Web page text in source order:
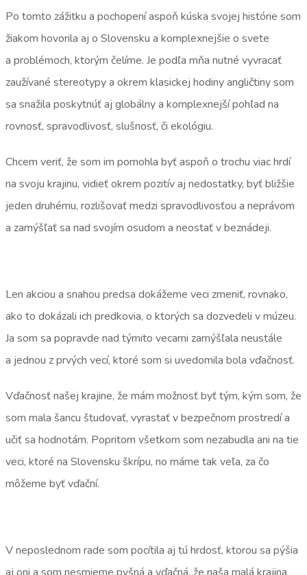
Po tomto zážitku a pochopení aspoň kúska svojej histórie som
žiakom hovorila aj o Slovensku a komplexnejšie o svete
a problémoch, ktorým čelíme. Je podľa mňa nutné vyvracať
zaužívané stereotypy a okrem klasickej hodiny angličtiny som
sa snažila poskytnúť aj globálny a komplexnejší pohľad na
rovnosť, spravodlivosť, slušnosť, či ekológiu.
Chcem veriť, že som im pomohla byť aspoň o trochu viac hrdí
na svoju krajinu, vidieť okrem pozitív aj nedostatky, byť bližšie
jeden druhému, rozlišovať medzi spravodlivosťou a neprávom
a zamýšľať sa nad svojím osudom a neostať v beznádeji.
Len akciou a snahou predsa dokážeme veci zmeniť, rovnako,
ako to dokázali ich predkovia, o ktorých sa dozvedeli v múzeu.
Ja som sa popravde nad týmito vecami zamýšľala neustále
a jednou z prvých vecí, ktoré som si uvedomila bola vďačnosť.
Vďačnosť našej krajine, že mám možnosť byť tým, kým som, že
som mala šancu študovať, vyrastať v bezpečnom prostredí a
učiť sa hodnotám. Popritom všetkom som nezabudla ani na tie
veci, ktoré na Slovensku škrípu, no máme tak veľa, za čo
môžeme byť vďační.
V neposlednom rade som pocítila aj tú hrdosť, ktorou sa pýšia